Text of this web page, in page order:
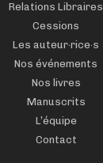
Relations Libraires
Cessions
Les auteur·rice·s
Nos événements
Nos livres
Manuscrits
L’équipe
Contact